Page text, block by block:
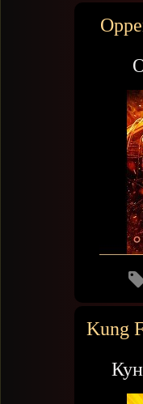
Kung